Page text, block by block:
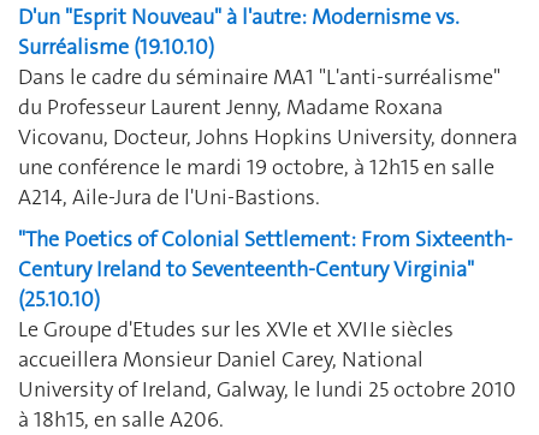
D'un "Esprit Nouveau" à l'autre: Modernisme vs.
Surréalisme (19.10.10)
Dans le cadre du séminaire MA1 "L'anti-surréalisme"
du Professeur Laurent Jenny, Madame Roxana
Vicovanu, Docteur, Johns Hopkins University, donnera
une conférence le mardi 19 octobre, à 12h15 en salle
A214, Aile-Jura de l'Uni-Bastions.
"The Poetics of Colonial Settlement: From Sixteenth-
Century Ireland to Seventeenth-Century Virginia"
(25.10.10)
Le Groupe d'Etudes sur les XVIe et XVIIe siècles
accueillera Monsieur Daniel Carey, National
University of Ireland, Galway, le lundi 25 octobre 2010
à 18h15, en salle A206.